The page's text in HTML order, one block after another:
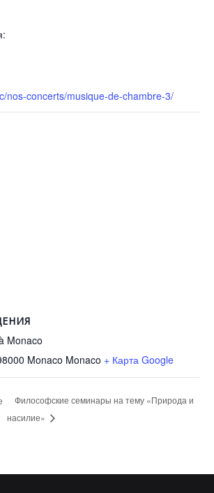
nos-concerts/musique-de-chambre-3/
Monaco
Monaco Monaco + Карта Google
Философские семинары на тему «Природа и
насилие»